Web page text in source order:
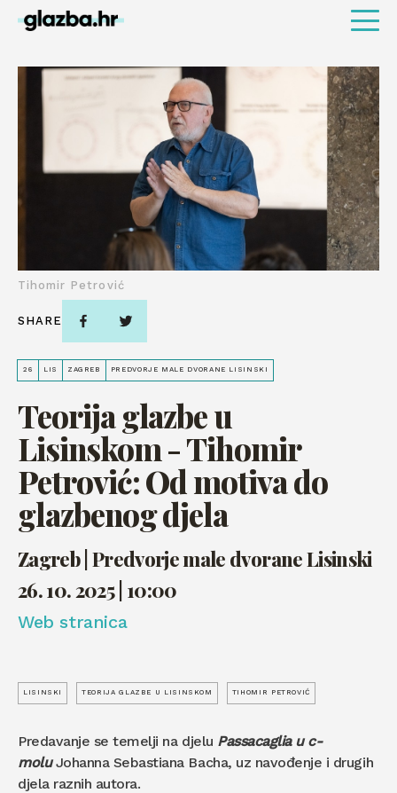
26 LIS ZAGREB PREDVORJE MALE DVORANE LISINSKI
Teorija glazbe u
Lisinskom - Tihomir
Petrović: Od motiva do
glazbenog djela
Zagreb | Predvorje male dvorane Lisinski
26. 10. 2025 | 10:00
Web stranica
Tihomir Petrović
SHARE
LISINSKI TEORIJA GLAZBE U LISINSKOM TIHOMIR PETROVIĆ
Predavanje se temelji na djelu Passacaglia u c-
moluJohanna Sebastiana Bacha, uz navođenje i drugih
djela raznih autora.